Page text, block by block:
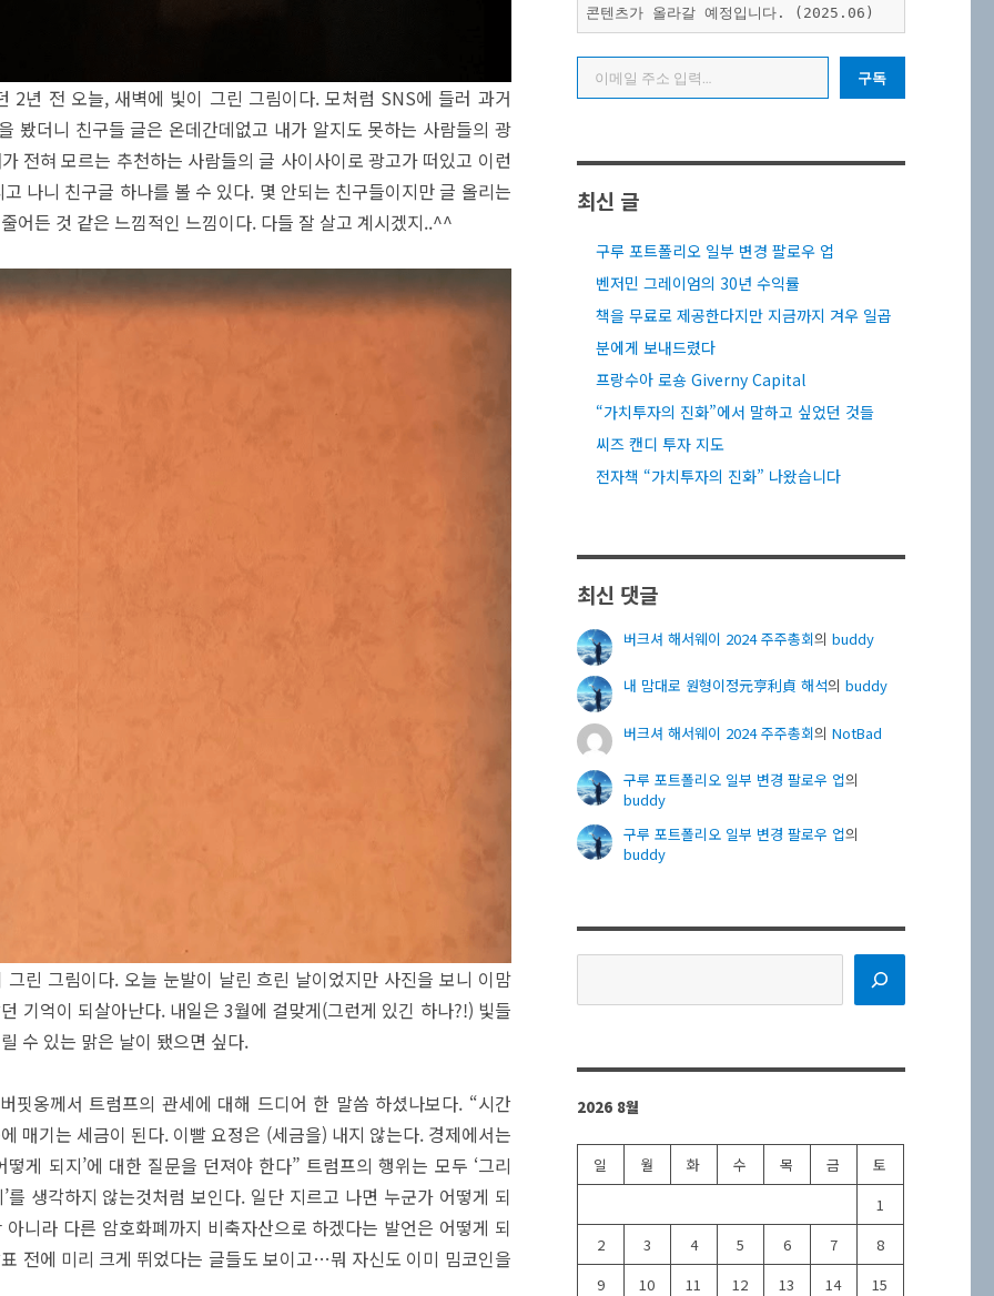
2년 전 오늘, 새벽에 빛이 그린 그림이다. 모처럼 SNS에 들러 과거
봤더니 친구들 글은 온데간데없고 내가 알지도 못하는 사람들의 광
전혀 모르는 추천하는 사람들의 글 사이사이로 광고가 떠있고 이런
나니 친구글 하나를 볼 수 있다. 몇 안되는 친구들이지만 글 올리는
어든 것 같은 느낌적인 느낌이다. 다들 잘 살고 계시겠지..^^
그린 그림이다. 오늘 눈발이 날린 흐린 날이었지만 사진을 보니 이맘
기억이 되살아난다. 내일은 3월에 걸맞게(그런게 있긴 하나?!) 빛들
수 있는 맑은 날이 됐으면 싶다.
핏옹께서 트럼프의 관세에 대해 드디어 한 말씀 하셨나보다. “시간
매기는 세금이 된다. 이빨 요정은 (세금을) 내지 않는다. 경제에서는
떻게 되지’에 대한 질문을 던져야 한다” 트럼프의 행위는 모두 ‘그리
를 생각하지 않는것처럼 보인다. 일단 지르고 나면 누군가 어떻게 되
니라 다른 암호화폐까지 비축자산으로 하겠다는 발언은 어떻게 되
전에 미리 크게 뛰었다는 글들도 보이고…뭐 자신도 이미 밈코인을
콘텐츠가 올라갈 예정입니다. (2025.06)
이메일 주소 입력…
구독
최신 글
구루 포트폴리오 일부 변경 팔로우 업
벤저민 그레이엄의 30년 수익률
책을 무료로 제공한다지만 지금까지 겨우 일곱
분에게 보내드렸다
프랑수아 로숑 Giverny Capital
“가치투자의 진화”에서 말하고 싶었던 것들
씨즈 캔디 투자 지도
전자책 “가치투자의 진화” 나왔습니다
최신 댓글
버크셔 해서웨이 2024 주주총회의buddy
내 맘대로 원형이정元亨利貞 해석의buddy
버크셔 해서웨이 2024 주주총회의NotBad
구루 포트폴리오 일부 변경 팔로우 업의
buddy
구루 포트폴리오 일부 변경 팔로우 업의
buddy
2026 8월
일 월 화 수 목 금
토
1
2
3 4 5 6 7
8
9
10 11 12 13 14
15